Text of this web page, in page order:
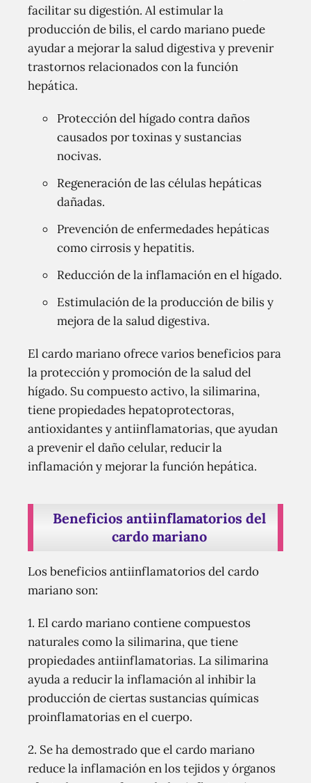
facilitar su digestión. Al estimular la
producción de bilis, el cardo mariano puede
ayudar a mejorar la salud digestiva y prevenir
trastornos relacionados con la función
hepática.
Protección del hígado contra daños
causados por toxinas y sustancias
nocivas.
Regeneración de las células hepáticas
dañadas.
Prevención de enfermedades hepáticas
como cirrosis y hepatitis.
Reducción de la inflamación en el hígado.
Estimulación de la producción de bilis y
mejora de la salud digestiva.
El cardo mariano ofrece varios beneficios para
la protección y promoción de la salud del
hígado. Su compuesto activo, la silimarina,
tiene propiedades hepatoprotectoras,
antioxidantes y antiinflamatorias, que ayudan
a prevenir el daño celular, reducir la
inflamación y mejorar la función hepática.
Beneficios antiinflamatorios del
cardo mariano
Los beneficios antiinflamatorios del cardo
mariano son:
1. El cardo mariano contiene compuestos
naturales como la silimarina, que tiene
propiedades antiinflamatorias. La silimarina
ayuda a reducir la inflamación al inhibir la
producción de ciertas sustancias químicas
proinflamatorias en el cuerpo.
2. Se ha demostrado que el cardo mariano
reduce la inflamación en los tejidos y órganos